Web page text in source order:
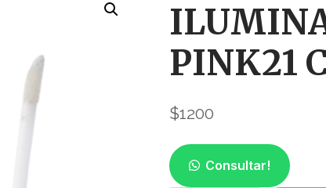
PINK21
$1200
Consultar!